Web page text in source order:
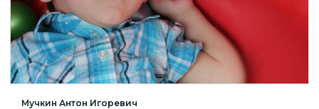
Мучкин Антон Игоревич